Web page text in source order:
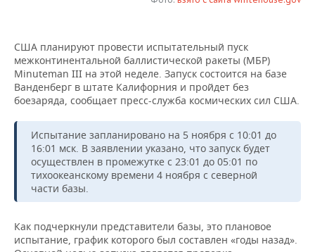
ОТКРЫТАЯ ЛЕКЦИЯ
БАСКЕТБОЛ
ВОЛЕЙБОЛ
КИБЕРСПОРТ
ФИГУРНОЕ КАТАНИЕ
ВОДНЫЕ ВИДЫ СПОРТА
ИНФРАСТРУКТУРА
ИСТОРИЯ
КУЛЬТУРА
МЕДИЦИНА
ОБРАЗОВАНИЕ
СПРАВОЧНИК
СПИСОК ПЕРСОН
СПИСОК КОМПАНИЙ
ПОЛНАЯ ВЕРСИЯ
США планируют провести испытательный пуск
межконтинентальной баллистической ракеты (МБР)
Minuteman III на этой неделе. Запуск состоится на базе
Ванденберг в штате Калифорния и пройдет без
боезаряда, сообщает пресс-служба космических сил США.
Испытание запланировано на 5 ноября с 10:01 до
16:01 мск. В заявлении указано, что запуск будет
осуществлен в промежутке с 23:01 до 05:01 по
тихоокеанскому времени 4 ноября с северной
части базы.
Как подчеркнули представители базы, это плановое
испытание, график которого был составлен «годы назад».